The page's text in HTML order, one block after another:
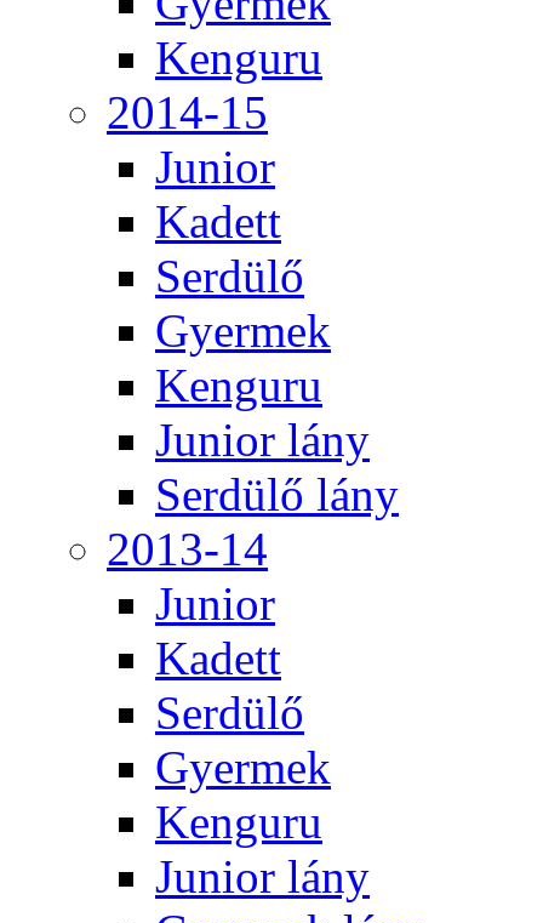
Kenguru
2014-15
Junior
Kadett
Serdülő
Gyermek
Kenguru
Junior lány
Serdülő lány
2013-14
Junior
Kadett
Serdülő
Gyermek
Kenguru
Junior lány